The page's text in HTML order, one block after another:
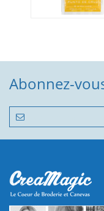
Abonnez-